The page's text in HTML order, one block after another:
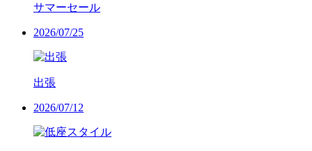
サマーセール
2026/07/25
出張
2026/07/12